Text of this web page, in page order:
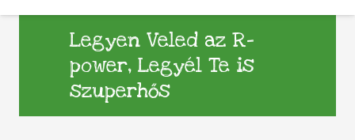
Legyen Veled az R-
power, Legyél Te is
szuperhős